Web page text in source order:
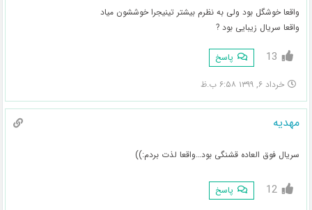
واقعا خوشگل بود ولی به نظرم بیشتر تینیجرا خوششون میاد
واقعا سریال زیبایی بود ?
13 پاسخ
خرداد ۶, ۱۳۹۹ ۶:۵۸ ب.ظ
مهدیه
سریال فوق العاده قشنگی بود…واقعا لذت بردم:))
12 پاسخ